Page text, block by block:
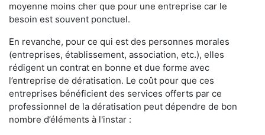
moyenne moins cher que pour une entreprise car le
besoin est souvent ponctuel.
En revanche, pour ce qui est des personnes morales
(entreprises, établissement, association, etc.), elles
rédigent un contrat en bonne et due forme avec
l’entreprise de dératisation. Le coût pour que ces
entreprises bénéficient des services offerts par ce
professionnel de la dératisation peut dépendre de bon
nombre d’éléments à l'instar :